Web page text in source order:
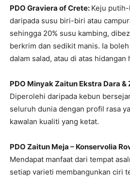
PDO Graviera of Crete: Keju
daripada susu biri-biri atau
sehingga 20% susu kambing,
berkrim dan sedikit manis. Ia
dalam salad, atau di atas hidangan
PDO Minyak Zaitun Ekstra Dara &
Diperolehi daripada kebun
seluruh dunia dengan profil rasa
kawalan kualiti yang ketat.
PDO Zaitun Meja – Konservolia
Mendapat manfaat dari tempat
setiap varieti membangunkan ciri